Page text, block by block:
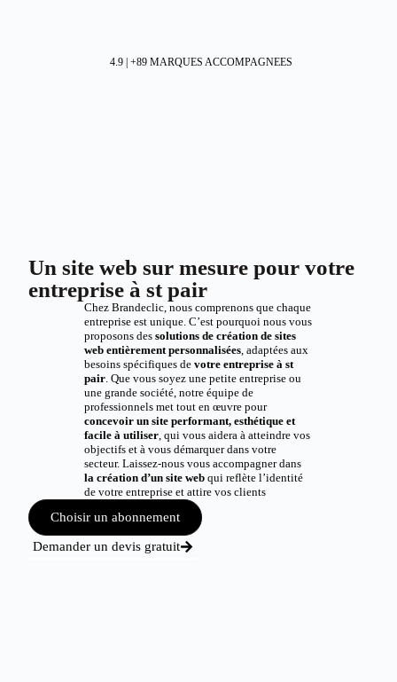
4.9 | +89 MARQUES ACCOMPAGNEES
Un site web sur mesure pour votre
entreprise à st pair
Chez Brandeclic, nous comprenons que chaque
entreprise est unique. C’est pourquoi nous vous
proposons des solutions de création de sites
web entièrement personnalisées, adaptées aux
besoins spécifiques de votre entreprise à st
pair. Que vous soyez une petite entreprise ou
une grande société, notre équipe de
professionnels met tout en œuvre pour
concevoir un site performant, esthétique et
facile à utiliser, qui vous aidera à atteindre vos
objectifs et à vous démarquer dans votre
secteur. Laissez-nous vous accompagner dans
la création d’un site webqui reflète l’identité
de votre entreprise et attire vos clients
Choisir un abonnement
Demander un devis gratuit